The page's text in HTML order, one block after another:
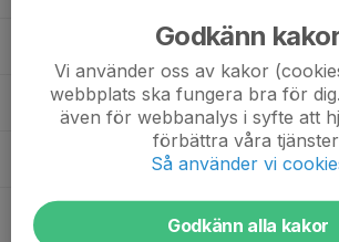
28. Edin Kabahija Andersson
30. Safwaan Mahamed
35. Sixten Wackenhag
39. Zubair Mahamed
Godkänn
Vi använder oss av kakor
webbplats ska fungera bra för
även för webbanalys i syfte att
förbättra våra
Så använder vi
Godkänn alla kakor